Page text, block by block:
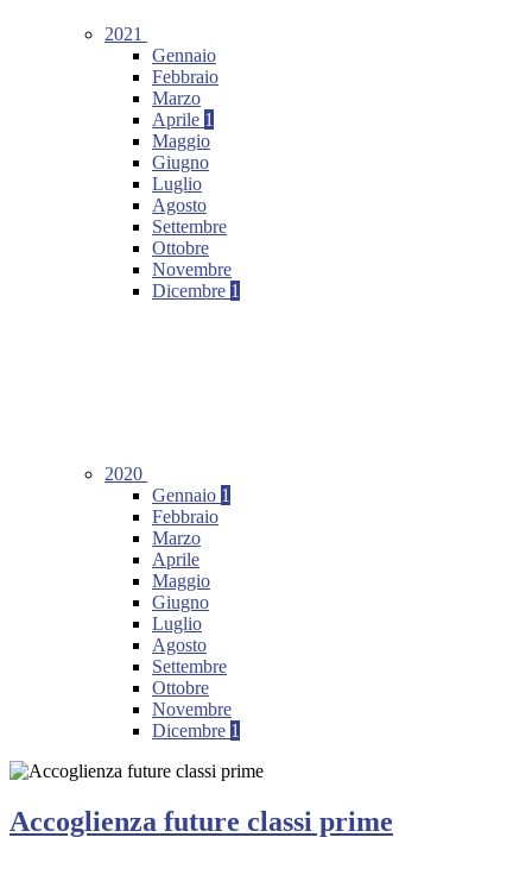
2021
Gennaio
Febbraio
Marzo
Aprile 1
Maggio
Giugno
Luglio
Agosto
Settembre
Ottobre
Novembre
Dicembre 1
2020
Gennaio 1
Febbraio
Marzo
Aprile
Maggio
Giugno
Luglio
Agosto
Settembre
Ottobre
Novembre
Dicembre 1
Accoglienza future classi prime